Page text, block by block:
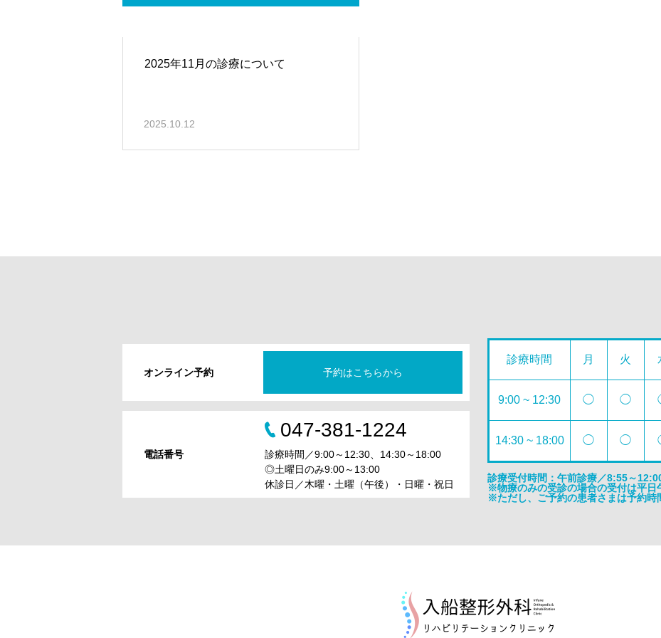
2025年11月の診療について
2025.10.12
オンライン予約 予約はこちらから
電話番号
047-381-1224
診療時間／9:00～12:30、14:30～18:00
◎土曜日のみ9:00～13:00
休診日／木曜・土曜（午後）・日曜・祝日
診療時間 月 火
9:00 ~ 12:30 ◯ ◯
14:30 ~ 18:00 ◯ ◯
診療受付時間：午前診療／8:55～
※物療のみの受診の場合の受付は平
※ただし、ご予約の患者さまは予約時